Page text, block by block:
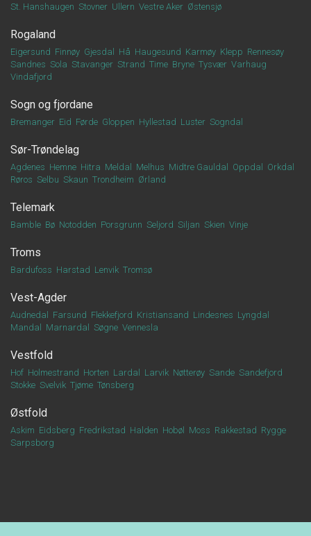
St. Hanshaugen Stovner Ullern Vestre Aker Østensjø
Rogaland
Eigersund Finnøy Gjesdal Hå Haugesund Karmøy Klepp Rennesøy
Sandnes Sola Stavanger Strand Time Bryne Tysvær Varhaug
Vindafjord
Sogn og fjordane
Bremanger Eid Førde Gloppen Hyllestad Luster Sogndal
Sør-Trøndelag
Agdenes Hemne Hitra Meldal Melhus Midtre Gauldal Oppdal
Orkdal
Røros Selbu Skaun Trondheim Ørland
Telemark
Bamble Bø Notodden Porsgrunn Seljord Siljan Skien Vinje
Troms
Bardufoss Harstad Lenvik Tromsø
Vest-Agder
Audnedal Farsund Flekkefjord Kristiansand Lindesnes Lyngdal
Mandal
Marnardal Søgne Vennesla
Vestfold
Hof Holmestrand Horten Lardal Larvik Nøtterøy Sande Sandefjord
Stokke Svelvik Tjøme Tønsberg
Østfold
Askim Eidsberg Fredrikstad Halden Hobøl Moss Rakkestad Rygge
Sarpsborg